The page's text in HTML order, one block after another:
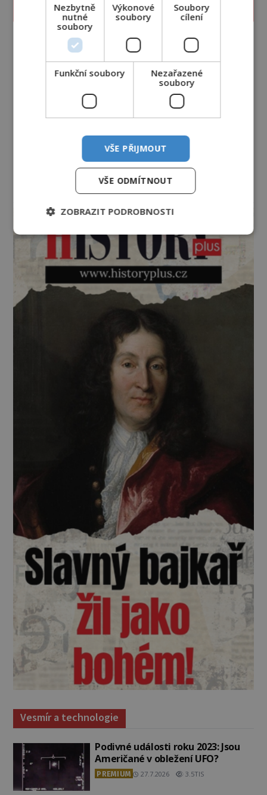
PROLISTOVAT ČASOPIS
Vesmír a technologie
Podivné události roku 2023: Jsou
Američané v obležení UFO?
PREMIUM 27.7.2026 3.5TIS
Nezbytně
nutné
soubory
Výkonové
soubory
Soubory
cílení
Funkční soubory
Nezařazené
soubory
VŠE PŘIJMOUT
VŠE ODMÍTNOUT
ZOBRAZIT PODROBNOSTI